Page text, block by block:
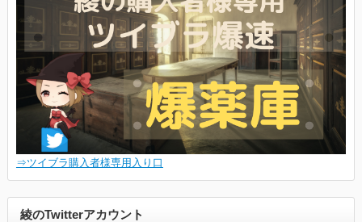
⇒ツイブラ購入者様専用入り口
綾のTwitterアカウント